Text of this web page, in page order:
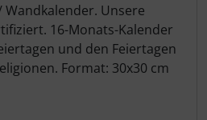
Unsere
16-Monats-Kalender
und den Feiertagen
Format: 30x30 cm